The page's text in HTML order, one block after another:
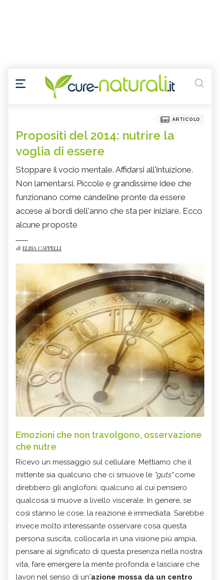
ARTICOLO
Propositi del 2014: nutrire la
voglia di essere
Stoppare il vocio mentale. Affidarsi all'intuizione.
Non lamentarsi. Piccole e grandissime idee che
funzionano come candeline pronte da essere
accese ai bordi dell'anno che sta per iniziare. Ecco
alcune proposte
di ELISA CAPPELLI
Emozioni che non travolgono, osservazione
che nutre
Ricevo un messaggio sul cellulare. Mettiamo che il
mittente sia qualcuno che ci smuove le "guts"come
direbbero gli anglofoni, qualcuno al cui pensiero
qualcosa si muove a livello viscerale. In genere, se
così stanno le cose, la reazione è immediata. Sarebbe
invece molto interessante osservare cosa questa
persona suscita, collocarla in una visione più ampia,
pensare al significato di questa presenza nella nostra
vita, fare emergere la mente profonda e lasciare che
lavori nel senso di un'azione mossa da un centro